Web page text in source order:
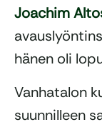
Joachim
hänen oli
Vanhatalon
suunnilleen